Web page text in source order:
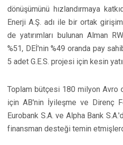
dönüşümünü hızlandırmaya
Enerji A.Ş. adı ile bir ortak
de yatırımları bulunan Alman
%51, DEİ'nin %49 oranda pay
5 adet G.E.S. projesi için kesin
Toplam bütçesi 180 milyon Avro
için AB'nin İyileşme ve Direnç
Eurobank S.A. ve Alpha Bank
finansman desteği temin